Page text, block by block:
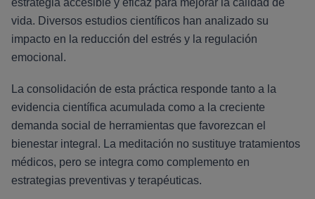
estrategia accesible y eficaz para mejorar la calidad de
vida. Diversos estudios científicos han analizado su
impacto en la reducción del estrés y la regulación
emocional.
La consolidación de esta práctica responde tanto a la
evidencia científica acumulada como a la creciente
demanda social de herramientas que favorezcan el
bienestar integral. La meditación no sustituye tratamientos
médicos, pero se integra como complemento en
estrategias preventivas y terapéuticas.